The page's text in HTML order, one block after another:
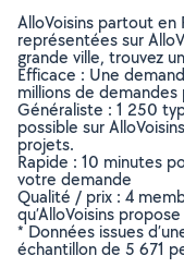
AlloVoisins partout
représentées sur
grande ville, trouvez
Efficace : Une
millions de
Généraliste : 1 250
possible sur
projets.
Rapide : 10 minutes
votre demande
Qualité / prix : 4
qu’AlloVoisins
* Données issues
échantillon de 5 671